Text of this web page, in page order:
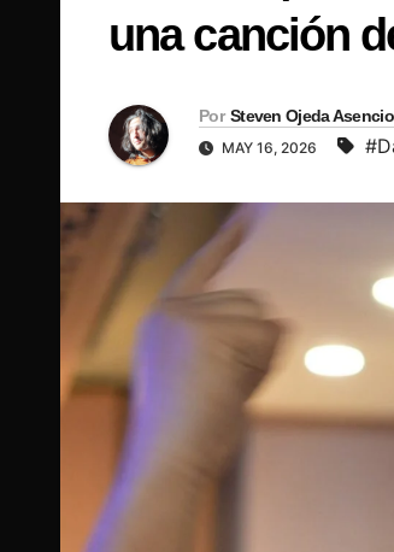
una canción
Por Steven Ojeda Asencio
MAY 16, 2026